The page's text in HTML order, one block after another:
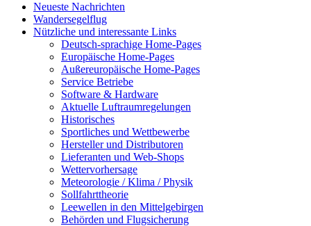
Neueste Nachrichten
Wandersegelflug
Nützliche und interessante Links
Deutsch-sprachige Home-Pages
Europäische Home-Pages
Außereuropäische Home-Pages
Service Betriebe
Software & Hardware
Aktuelle Luftraumregelungen
Historisches
Sportliches und Wettbewerbe
Hersteller und Distributoren
Lieferanten und Web-Shops
Wettervorhersage
Meteorologie / Klima / Physik
Sollfahrttheorie
Leewellen in den Mittelgebirgen
Behörden und Flugsicherung